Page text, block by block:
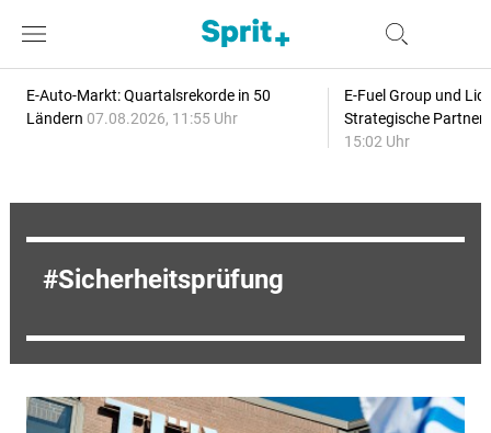
E-Auto-Markt: Quartalsrekorde in 50
Ländern 07.08.2026, 11:55 Uhr
E-Fuel Group und
Strategische
15:02 Uhr
Sicherheitsprüfung